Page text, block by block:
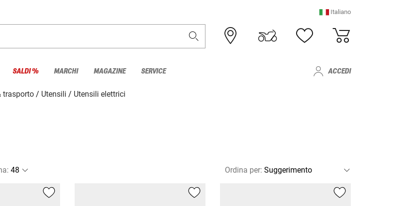
Italiano
SALDI % MARCHI MAGAZINE SERVICE ACCEDI
trasporto Utensili Utensili elettrici
: Ordina per: